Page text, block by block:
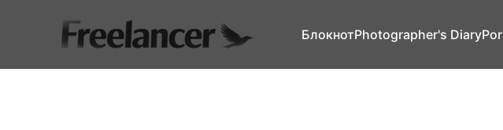
БлокнотPhotographer's Diary